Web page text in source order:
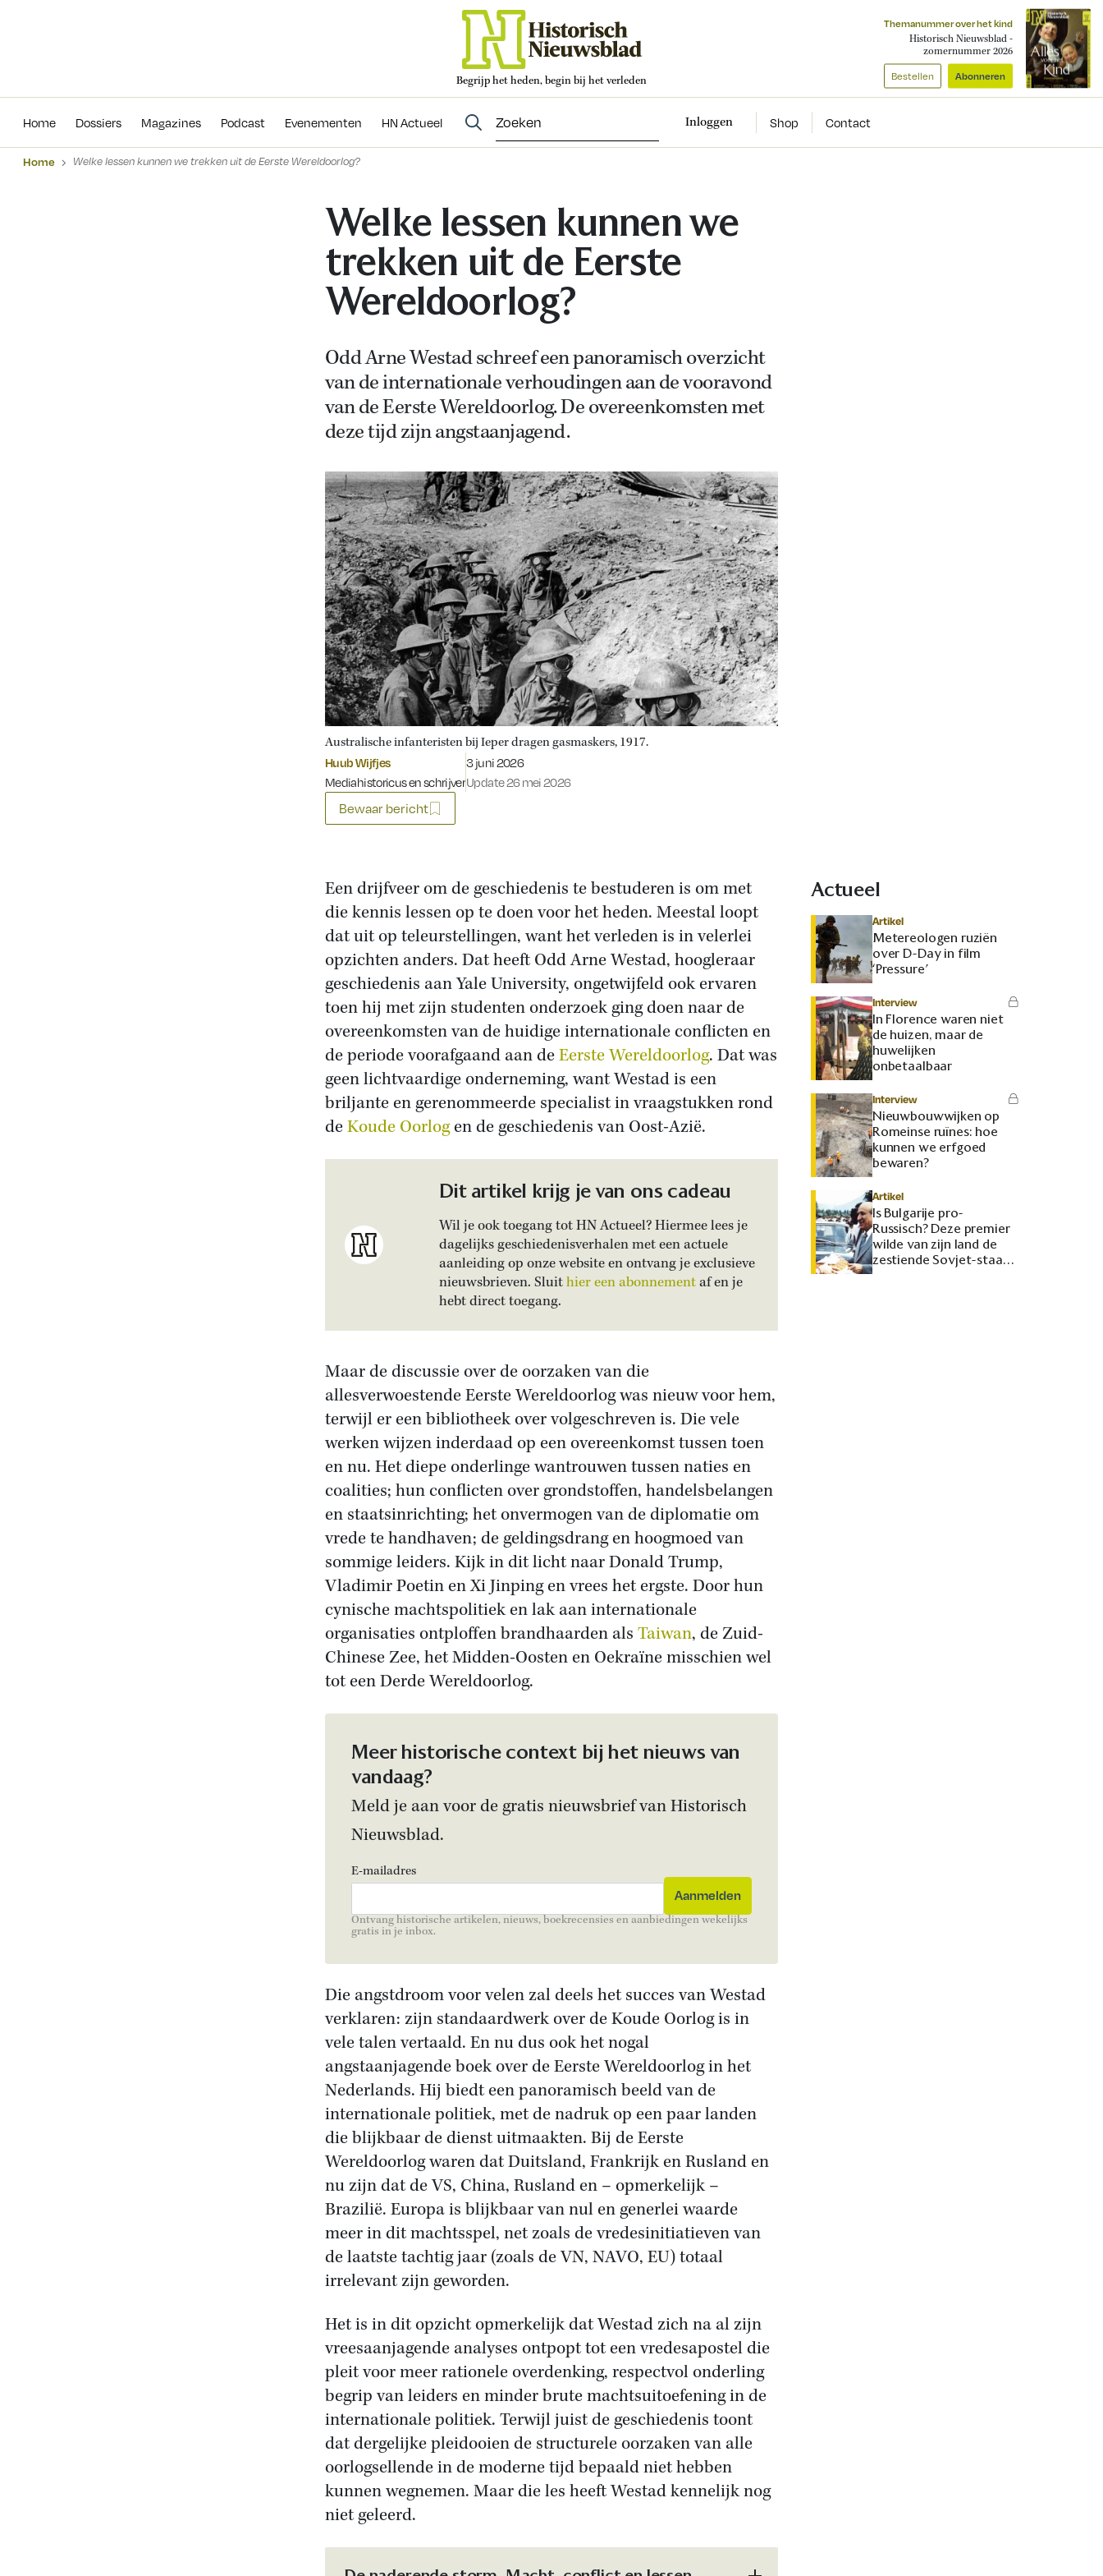
Begrijp het heden, begin bij het verleden
Themanummer over het kind
Historisch Nieuwsblad -
zomernummer 2026
Bestellen Abonneren
Home Dossiers Magazines Podcast Evenementen HN Actueel Inloggen Shop Contact
Evenementen
Home Welke lessen kunnen we trekken uit de Eerste Wereldoorlog?
Welke lessen kunnen we
trekken uit de Eerste
Wereldoorlog?
Odd Arne Westad schreef een panoramisch overzicht
van de internationale verhoudingen aan de vooravond
van de Eerste Wereldoorlog. De overeenkomsten met
deze tijd zijn angstaanjagend.
Australische infanteristen bij Ieper dragen gasmaskers, 1917.
Huub Wijfjes
Mediahistoricus en schrijver
Gepubliceerd op:
3 juni 2026
Update 26 mei 2026
Bewaar bericht
Een drijfveer om de geschiedenis te bestuderen is om met
die kennis lessen op te doen voor het heden. Meestal loopt
dat uit op teleurstellingen, want het verleden is in velerlei
opzichten anders. Dat heeft Odd Arne Westad, hoogleraar
geschiedenis aan Yale University, ongetwijfeld ook ervaren
toen hij met zijn studenten onderzoek ging doen naar de
overeenkomsten van de huidige internationale conflicten en
de periode voorafgaand aan deEerste Wereldoorlog. Dat was
geen lichtvaardige onderneming, want Westad is een
briljante en gerenommeerde specialist in vraagstukken rond
deKoude Oorlogen de geschiedenis van Oost-Azië.
Dit artikel krijg je van ons cadeau
Wil je ook toegang tot HN Actueel? Hiermee lees je
dagelijks geschiedenisverhalen met een actuele
aanleiding op onze website en ontvang je exclusieve
nieuwsbrieven. Sluithier een abonnementaf en je
hebt direct toegang.
Maar de discussie over de oorzaken van die
allesverwoestende Eerste Wereldoorlog was nieuw voor hem,
terwijl er een bibliotheek over volgeschreven is. Die vele
werken wijzen inderdaad op een overeenkomst tussen toen
en nu. Het diepe onderlinge wantrouwen tussen naties en
coalities; hun conflicten over grondstoffen, handelsbelangen
en staatsinrichting; het onvermogen van de diplomatie om
vrede te handhaven; de geldingsdrang en hoogmoed van
sommige leiders. Kijk in dit licht naar Donald Trump,
Vladimir Poetin en Xi Jinping en vrees het ergste. Door hun
cynische machtspolitiek en lak aan internationale
organisaties ontploffen brandhaarden als Taiwan, de Zuid-
Chinese Zee, het Midden-Oosten en Oekraïne misschien wel
tot een Derde Wereldoorlog.
Meer historische context bij het nieuws van
vandaag?
Meld je aan voor de gratis nieuwsbrief van Historisch
Nieuwsblad.
E-mailadres
Ontvang historische artikelen, nieuws, boekrecensies en aanbiedingen wekelijks
gratis in je inbox.
Die angstdroom voor velen zal deels het succes van Westad
verklaren: zijn standaardwerk over de Koude Oorlog is in
vele talen vertaald. En nu dus ook het nogal
angstaanjagende boek over de Eerste Wereldoorlog in het
Nederlands. Hij biedt een panoramisch beeld van de
internationale politiek, met de nadruk op een paar landen
die blijkbaar de dienst uitmaakten. Bij de Eerste
Wereldoorlog waren dat Duitsland, Frankrijk en Rusland en
nu zijn dat de VS, China, Rusland en – opmerkelijk –
Brazilië. Europa is blijkbaar van nul en generlei waarde
meer in dit machtsspel, net zoals de vredesinitiatieven van
de laatste tachtig jaar (zoals de VN, NAVO, EU) totaal
irrelevant zijn geworden.
Het is in dit opzicht opmerkelijk dat Westad zich na al zijn
vreesaanjagende analyses ontpopt tot een vredesapostel die
pleit voor meer rationele overdenking, respectvol onderling
begrip van leiders en minder brute machtsuitoefening in de
internationale politiek. Terwijl juist de geschiedenis toont
dat dergelijke pleidooien de structurele oorzaken van alle
oorlogsellende in de moderne tijd bepaald niet hebben
kunnen wegnemen. Maar die les heeft Westad kennelijk nog
niet geleerd.
Actueel
Artikel
Metereologen ruziën
over D-Day in film
‘Pressure’
Interview
In Florence waren niet
de huizen, maar de
huwelijken
onbetaalbaar
Interview
Nieuwbouwwijken op
Romeinse ruïnes: hoe
kunnen we erfgoed
bewaren?
Artikel
Is Bulgarije pro-
Russisch? Deze premier
wilde van zijn land de
zestiende Sovjet-staat
maken